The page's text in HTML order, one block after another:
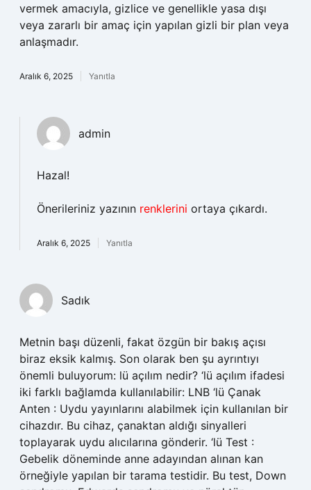
vermek amacıyla, gizlice ve genellikle yasa dışı
veya zararlı bir amaç için yapılan gizli bir plan veya
anlaşmadır.
Aralık 6, 2025 Yanıtla
admin
Hazal!
Önerileriniz yazının renklerini ortaya çıkardı.
Aralık 6, 2025 Yanıtla
Sadık
Metnin başı düzenli, fakat özgün bir bakış açısı
biraz eksik kalmış. Son olarak ben şu ayrıntıyı
önemli buluyorum: lü açılım nedir? ‘lü açılım ifadesi
iki farklı bağlamda kullanılabilir: LNB ‘lü Çanak
Anten : Uydu yayınlarını alabilmek için kullanılan bir
cihazdır. Bu cihaz, çanaktan aldığı sinyalleri
toplayarak uydu alıcılarına gönderir. ‘lü Test :
Gebelik döneminde anne adayından alınan kan
örneğiyle yapılan bir tarama testidir. Bu test, Down